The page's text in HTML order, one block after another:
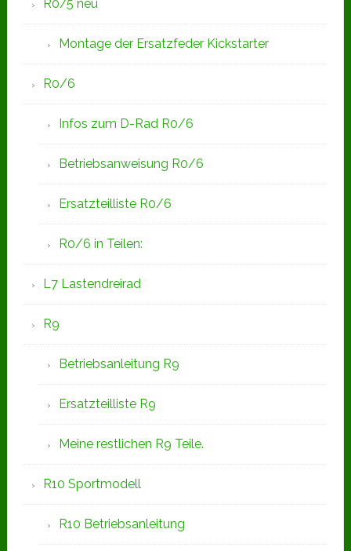
R0/5 neu
Montage der Ersatzfeder Kickstarter
R0/6
Infos zum D-Rad R0/6
Betriebsanweisung R0/6
Ersatzteilliste R0/6
R0/6 in Teilen:
L7 Lastendreirad
R9
Betriebsanleitung R9
Ersatzteilliste R9
Meine restlichen R9 Teile.
R10 Sportmodell
R10 Betriebsanleitung